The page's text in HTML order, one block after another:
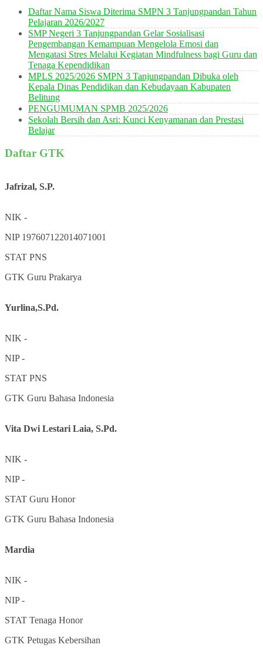
Daftar Nama Siswa Diterima SMPN 3 Tanjungpandan Tahun
Pelajaran 2026/2027
SMP Negeri 3 Tanjungpandan Gelar Sosialisasi
Pengembangan Kemampuan Mengelola Emosi dan
Mengatasi Stres Melalui Kegiatan Mindfulness bagi Guru dan
Tenaga Kependidikan
MPLS 2025/2026 SMPN 3 Tanjungpandan Dibuka oleh
Kepala Dinas Pendidikan dan Kebudayaan Kabupaten
Belitung
PENGUMUMAN SPMB 2025/2026
Sekolah Bersih dan Asri: Kunci Kenyamanan dan Prestasi
Belajar
Daftar GTK
Jafrizal, S.P.
NIK -
NIP 197607122014071001
STAT PNS
GTK Guru Prakarya
Yurlina,S.Pd.
NIK -
NIP-
STAT PNS
GTK Guru Bahasa Indonesia
Vita Dwi Lestari Laia, S.Pd.
NIK -
NIP-
STAT Guru Honor
GTK Guru Bahasa Indonesia
Mardia
NIK -
NIP-
STAT Tenaga Honor
GTK Petugas Kebersihan